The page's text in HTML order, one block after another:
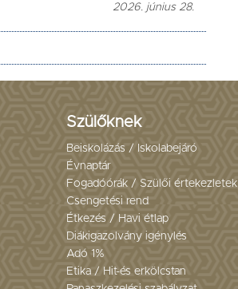
2026. június 28.
Szülőknek
Beiskolázás / Iskolabejáró
Évnaptár
Fogadóórák / Szülői értekezletek
Csengetési rend
Étkezés / Havi étlap
Diákigazolvány igénylés
Adó 1%
Etika / Hit-és erkölcstan